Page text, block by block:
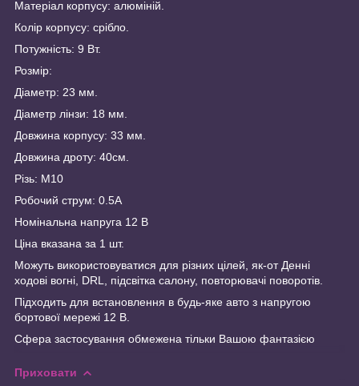
Матеріал корпусу: алюміній.
Колір корпусу: срібло.
Потужність: 9 Вт.
Розмір:
Діаметр: 23 мм.
Діаметр лінзи: 18 мм.
Довжина корпусу: 33 мм.
Довжина дроту: 40см.
Різь: М10
Робочий струм: 0.5A
Номінальна напруга 12 В
Ціна вказана за 1 шт.
Можуть використовуватися для різних цілей, як-от Денні
ходові вогні, DRL, підсвітка салону, повторювачі поворотів.
Підходить для встановлення в будь-яке авто з напругою
бортової мережі 12 В.
Сфера застосування обмежена тільки Вашою фантазією
Приховати